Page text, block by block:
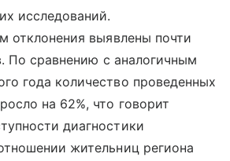
исследований.
отклонения выявлены почти
По сравнению с аналогичным
года количество проведенных
на 62%, что говорит
диагностики
жительниц региона